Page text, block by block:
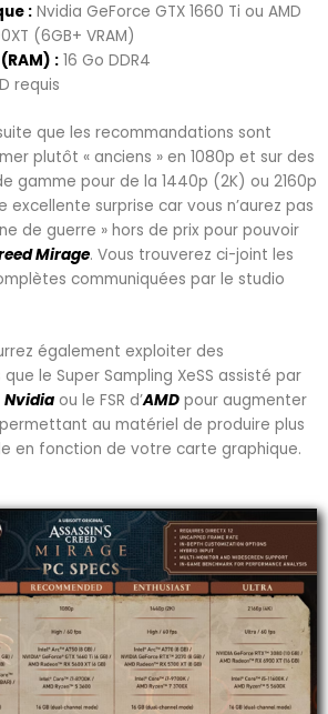
: Nvidia GeForce GTX 1660 Ti ou AMD
(6GB+ VRAM)
: 16 Go DDR4
requis
que les recommandations sont
plutôt « anciens » en 1080p et sur des
gamme pour de la 1440p (2K) ou 2160p
excellente surprise car vous n’aurez pas
de guerre » hors de prix pour pouvoir
Mirage. Vous trouverez ci-joint les
communiquées par le studio
également exploiter des
le Super Sampling XeSS assisté par
Nvidia ou le FSR d’AMD pour augmenter
au matériel de produire plus
en fonction de votre carte graphique.